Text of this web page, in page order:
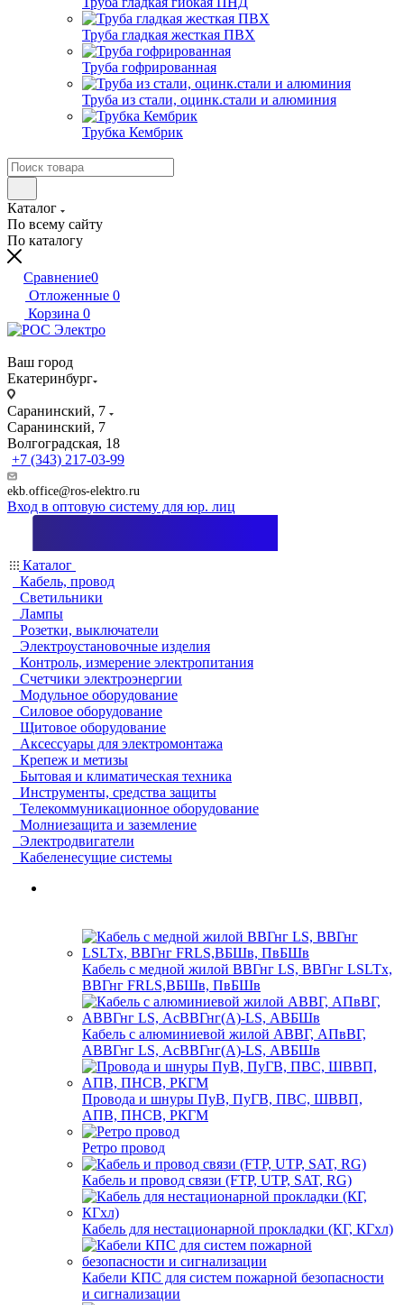
Труба гладкая жесткая ПВХ
Труба гофрированная
Труба из стали, оцинк.стали и алюминия
Трубка Кембрик
Каталог
По всему сайту
По каталогу
Сравнение0
Отложенные 0
Корзина 0
Ваш город
Екатеринбург
Саранинский, 7
Саранинский, 7
Волгоградская, 18
+7 (343) 217-03-99
ekb.office@ros-elektro.ru
Вход в оптовую систему для юр. лиц
Каталог
Кабель, провод
Светильники
Лампы
Розетки, выключатели
Электроустановочные изделия
Контроль, измерение электропитания
Счетчики электроэнергии
Модульное оборудование
Силовое оборудование
Щитовое оборудование
Аксессуары для электромонтажа
Крепеж и метизы
Бытовая и климатическая техника
Инструменты, средства защиты
Телекоммуникационное оборудование
Молниезащита и заземление
Электродвигатели
Кабеленесущие системы
Кабель с медной жилой ВВГнг LS, ВВГнг LSLTx,
ВВГнг FRLS,ВБШв, ПвБШв
Кабель с алюминиевой жилой АВВГ, АПвВГ,
АВВГнг LS, АсВВГнг(А)-LS, АВБШв
Провода и шнуры ПуВ, ПуГВ, ПВС, ШВВП,
АПВ, ПНСВ, РКГМ
Ретро провод
Кабель и провод связи (FTP, UTP, SAT, RG)
Кабель для нестационарной прокладки (КГ, КГхл)
Кабели КПС для систем пожарной безопасности
и сигнализации